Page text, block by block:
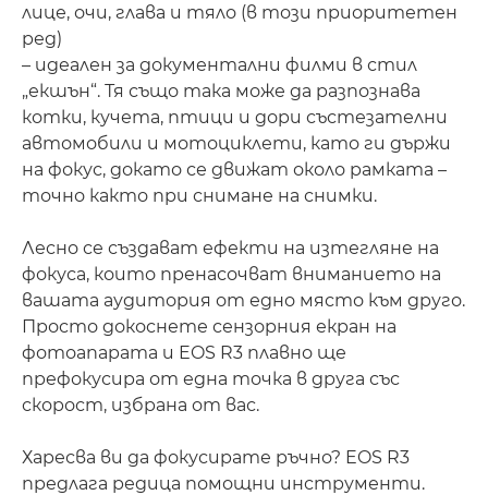
лице, очи, глава и тяло (в този приоритетен
ред)
– идеален за документални филми в стил
„екшън“. Тя също така може да разпознава
котки, кучета, птици и дори състезателни
автомобили и мотоциклети, като ги държи
на фокус, докато се движат около рамката –
точно както при снимане на снимки.
Лесно се създават ефекти на изтегляне на
фокуса, които пренасочват вниманието на
вашата аудитория от едно място към друго.
Просто докоснете сензорния екран на
фотоапарата и EOS R3 плавно ще
префокусира от една точка в друга със
скорост, избрана от вас.
Харесва ви да фокусирате ръчно? EOS R3
предлага редица помощни инструменти.